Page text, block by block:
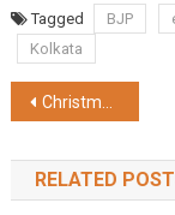
ShareTagged BJP
Kolkata
Post
Christmas और New Year में चालु रहेगी Night बस सेवा
RELATED